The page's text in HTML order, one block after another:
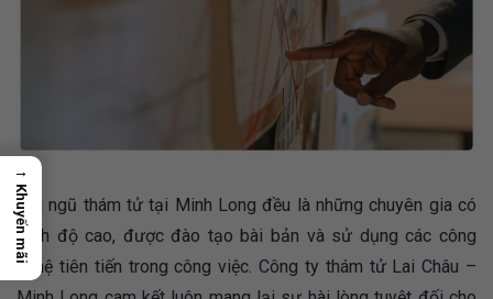
Đội ngũ thám tử tại Minh Long đều là những chuyên gia có
trình độ cao, được đào tạo bài bản và sử dụng các công
nghệ tiên tiến trong công việc. Công ty thám tử Lai Châu –
→
Khuyến mãi